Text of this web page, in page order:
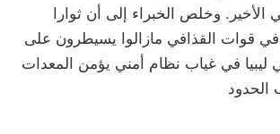
وخلص الخبراء إلى أن ثوارا
في قوات القذافي مازالوا يسيطرون على
في غياب نظام أمني يؤمن المعدات